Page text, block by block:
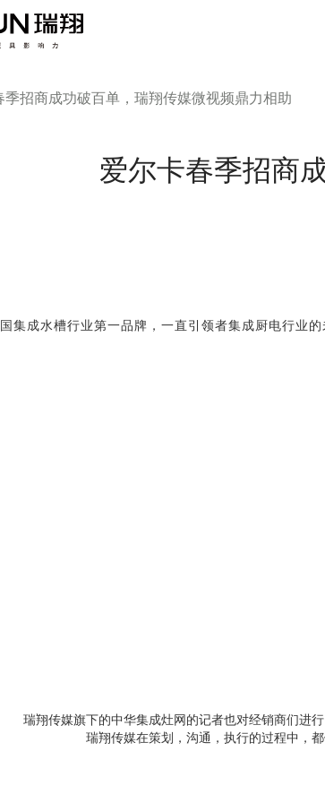
季招商成功破百单，瑞翔传媒微视频鼎力相助
爱尔卡春季招商
成水槽行业第一品牌 ，一直引领者集成厨电行业的
瑞翔传媒旗下的中华集成灶网的记者也对经销商们进行
瑞翔传媒在策划，沟通，执行的过程中，都